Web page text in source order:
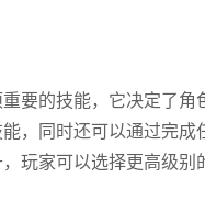
要的技能，它决定了
，同时还可以通过完
玩家可以选择更高级